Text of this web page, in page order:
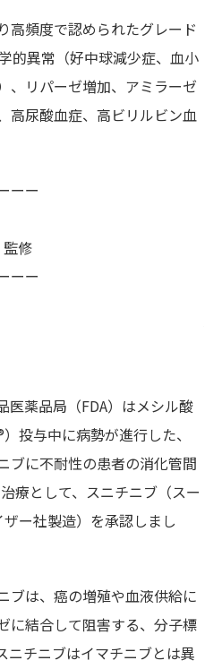
高頻度で認められたグレード
的異常（好中球減少症、血小
、リパーゼ増加、アミラーゼ
高尿酸血症、高ビリルビン血
ーー
監修
ーー
医薬品局（FDA）はメシル酸
投与中に病勢が進行した、
ブに不耐性の患者の消化管間
療として、スニチニブ（スー
ー社製造）を承認しまし
ブは、癌の増殖や血液供給に
に結合して阻害する、分子標
ニチニブはイマチニブとは異